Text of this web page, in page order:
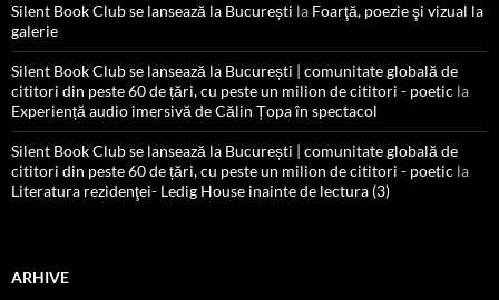
Silent Book Club se lansează la București la Foarţă, poezie şi vizual la
galerie
Silent Book Club se lansează la București | comunitate globală de
cititori din peste 60 de țări, cu peste un milion de cititori - poetic la
Experiență audio imersivă de Călin Țopa în spectacol
Silent Book Club se lansează la București | comunitate globală de
cititori din peste 60 de țări, cu peste un milion de cititori - poetic la
Literatura rezidenţei- Ledig House inainte de lectura (3)
ARHIVE